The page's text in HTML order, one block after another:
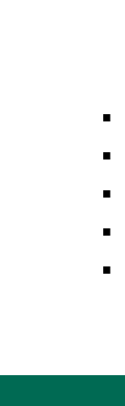
■
■
■
■
■